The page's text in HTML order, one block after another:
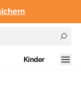
Kinder